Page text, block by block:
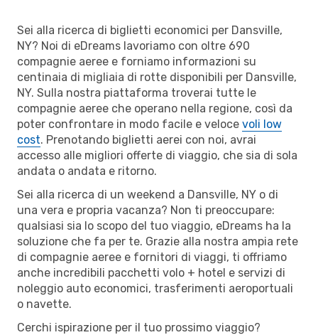
Sei alla ricerca di biglietti economici per Dansville,
NY? Noi di eDreams lavoriamo con oltre 690
compagnie aeree e forniamo informazioni su
centinaia di migliaia di rotte disponibili per Dansville,
NY. Sulla nostra piattaforma troverai tutte le
compagnie aeree che operano nella regione, così da
poter confrontare in modo facile e veloce voli low
cost. Prenotando biglietti aerei con noi, avrai
accesso alle migliori offerte di viaggio, che sia di sola
andata o andata e ritorno.
Sei alla ricerca di un weekend a Dansville, NY o di
una vera e propria vacanza? Non ti preoccupare:
qualsiasi sia lo scopo del tuo viaggio, eDreams ha la
soluzione che fa per te. Grazie alla nostra ampia rete
di compagnie aeree e fornitori di viaggi, ti offriamo
anche incredibili pacchetti volo + hotel e servizi di
noleggio auto economici, trasferimenti aeroportuali
o navette.
Cerchi ispirazione per il tuo prossimo viaggio?